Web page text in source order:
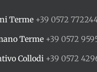
Terme +39 0572
Terme +39 0572
Collodi +39 0572